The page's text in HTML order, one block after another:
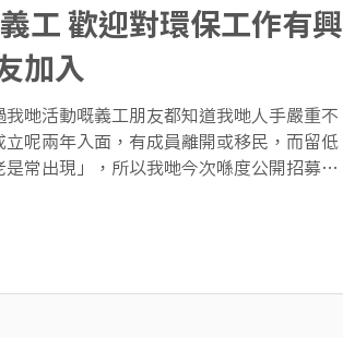
工 歡迎對環保工作有興
加入
哋活動嘅義工朋友都知道我哋人手嚴重不
立呢兩年入面，有成員離開或移民，而留低
是常出現」，所以我哋今次喺度公開招募有